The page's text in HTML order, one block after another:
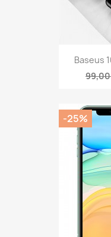
Baseus
99,00
-25%